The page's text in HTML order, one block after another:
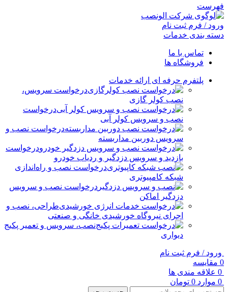
فهرست
ورود / فرم ثبت نام
دسته بندی خدمات
تماس با ما
فروشگاه ها
پلتفرم حرفه ای ارائه خدمات
درخواست سرویس،
نصب کولر گازی
درخواست
نصب و سرویس کولر آبی
درخواست نصب و
سرویس دوربین مداربسته
درخواست
بازدید و سرویس دزدگیر و ردیاب خودرو
درخواست نصب و راه‌اندازی
شبکه کامپیوتری
درخواست نصب و سرویس
دزدگیر اماکن
طراحی، نصب و
اجرای نیروگاه خورشیدی خانگی و صنعتی
نصب، سرویس و تعمیر پکیج
دیواری
ورود / فرم ثبت نام
0 مقایسه
0 علاقه مندی ها
0 موارد 0 تومان